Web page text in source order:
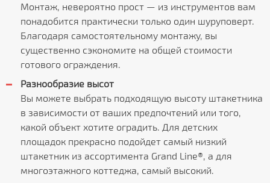
Монтаж, невероятно прост — из инструментов вам
понадобится практически только один шуруповерт.
Благодаря самостоятельному монтажу, вы
существенно сэкономите на общей стоимости
готового ограждения.
Разнообразие высот
Вы можете выбрать подходящую высоту штакетника
в зависимости от ваших предпочтений или того,
какой объект хотите оградить. Для детских
площадок прекрасно подойдет самый низкий
штакетник из ассортимента Grand Line®, а для
многоэтажного коттеджа, самый высокий.